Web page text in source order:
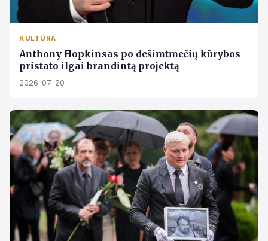
KULTŪRA
Anthony Hopkinsas po dešimtmečių kūrybos
pristato ilgai brandintą projektą
2026-07-20